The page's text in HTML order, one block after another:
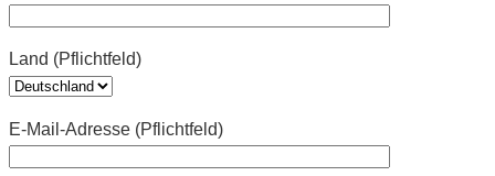
Land (Pflichtfeld)
E-Mail-Adresse (Pflichtfeld)